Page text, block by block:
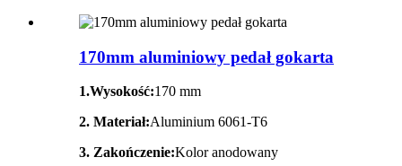
170mm aluminiowy pedał gokarta
1.Wysokość:170 mm
2. Materiał:Aluminium 6061‐T6
3. Zakończenie:Kolor anodowany